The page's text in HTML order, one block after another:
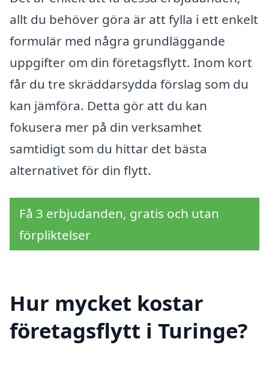
allt du behöver göra är att fylla i ett enkelt
formulär med några grundläggande
uppgifter om din företagsflytt. Inom kort
får du tre skräddarsydda förslag som du
kan jämföra. Detta gör att du kan
fokusera mer på din verksamhet
samtidigt som du hittar det bästa
alternativet för din flytt.
Få 3 erbjudanden, gratis och utan
förpliktelser
Hur mycket kostar
företagsflytt i Turinge?